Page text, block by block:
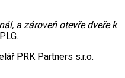
a zároveň otevře dveře k
PRK Partners s.r.o.